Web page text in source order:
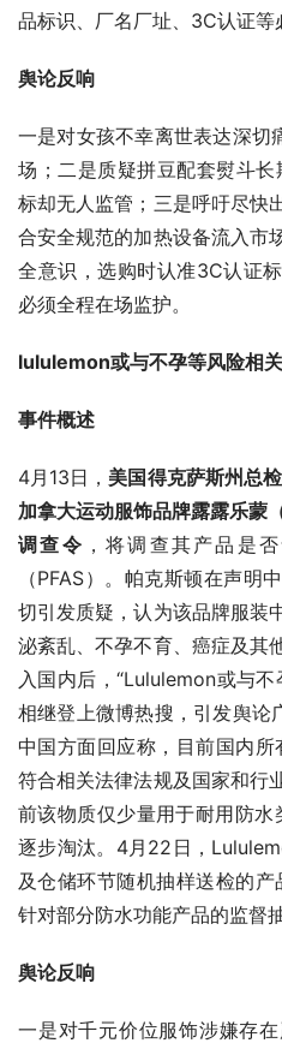
品标识、厂名厂址、3C认证等
舆论反响
一是对女孩不幸离世表达深切
场；二是质疑拼豆配套熨斗
标却无人监管；三是呼吁尽快
合安全规范的加热设备流入市
全意识，选购时认准3C认证
必须全程在场监护。
lululemon或与不孕等风险相关
事件概述
4月13日， 美国得克萨斯州总
加拿大运动服饰品牌露露乐
调查令 ，将调查其产品是
（PFAS）。帕克斯顿在声明
切引发质疑，认为该品牌服装
泌紊乱、不孕不育、癌症及其
入国内后，“Lululemon或与
相继登上微博热搜，引发舆
中国方面回应称，目前国内所
符合相关法律法规及国家和行
前该物质仅少量用于耐用防
逐步淘汰。4月22日，
及仓储环节随机抽样送检的
针对部分防水功能产品的监督
舆论反响
一是对千元价位服饰涉嫌存